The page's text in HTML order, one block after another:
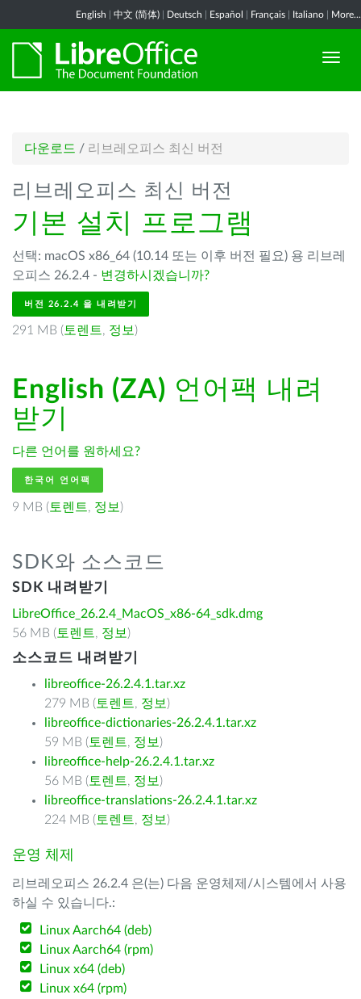
English 中文 (简体) Deutsch Español Français Italiano More...
다운로드 / 리브레오피스 최신 버전
리브레오피스 최신 버전
기본 설치 프로그램
선택: macOS x86_64 (10.14 또는 이후 버전 필요) 용 리브레
오피스 26.2.4 - 변경하시겠습니까?
버전 26.2.4 을 내려받기
291 MB ( 토렌트, 정보 )
English (ZA) 언어팩 내려
받기
다른 언어를 원하세요?
한국어 언어팩
9 MB ( 토렌트, 정보 )
SDK와 소스코드
SDK 내려받기
LibreOffice_26.2.4_MacOS_x86-64_sdk.dmg
56 MB ( 토렌트, 정보 )
소스코드 내려받기
libreoffice-26.2.4.1.tar.xz
279 MB ( 토렌트, 정보 )
libreoffice-dictionaries-26.2.4.1.tar.xz
59 MB ( 토렌트, 정보 )
libreoffice-help-26.2.4.1.tar.xz
56 MB ( 토렌트, 정보 )
libreoffice-translations-26.2.4.1.tar.xz
224 MB ( 토렌트, 정보 )
운영 체제
리브레오피스 26.2.4 은(는) 다음 운영체제/시스템에서 사용
하실 수 있습니다.:
Linux Aarch64 (deb)
Linux Aarch64 (rpm)
Linux x64 (deb)
Linux x64 (rpm)